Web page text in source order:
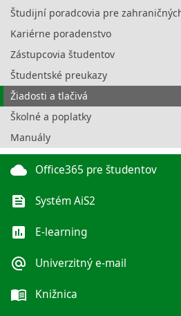
Študijní poradcovia pre
Kariérne poradenstvo
Zástupcovia študentov
Študentské preukazy
Žiadosti a tlačivá
Školné a poplatky
Manuály
cloud Office365 pre študentov
feed Systém AiS2
poll E-learning
alternate_email Univerzitný e-mail
menu_book Knižnica